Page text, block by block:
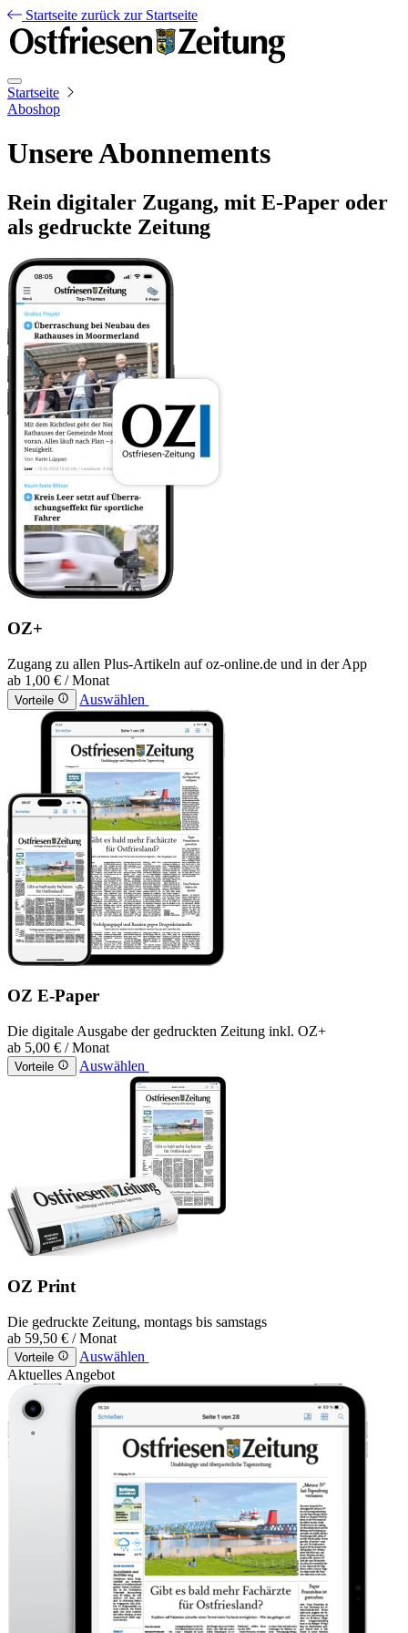
Startseite zurück zur Startseite
Startseite
Aboshop
Unsere Abonnements
Rein digitaler Zugang, mit E-Paper oder
als gedruckte Zeitung
OZ+
Zugang zu allen Plus-Artikeln auf oz-online.de und in der App
ab 1,00 € / Monat
Vorteile Auswählen
OZ E-Paper
Die digitale Ausgabe der gedruckten Zeitung inkl. OZ+
ab 5,00 € / Monat
Vorteile Auswählen
OZ Print
Die gedruckte Zeitung, montags bis samstags
ab 59,50 € / Monat
Vorteile
Auswählen
Aktuelles Angebot